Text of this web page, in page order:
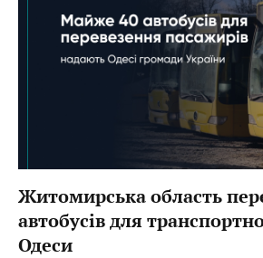
Житомирська область
автобусів для
Одеси